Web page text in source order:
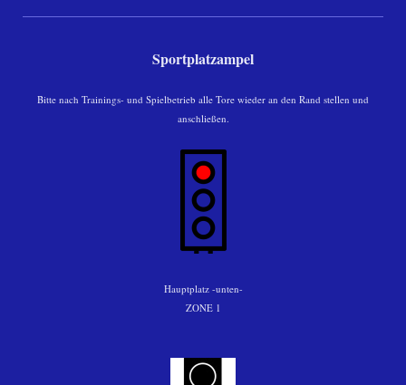
Sportplatzampel
Bitte nach Trainings- und Spielbetrieb alle Tore wieder an den Rand stellen und
anschließen.
Hauptplatz -unten-
ZONE 1